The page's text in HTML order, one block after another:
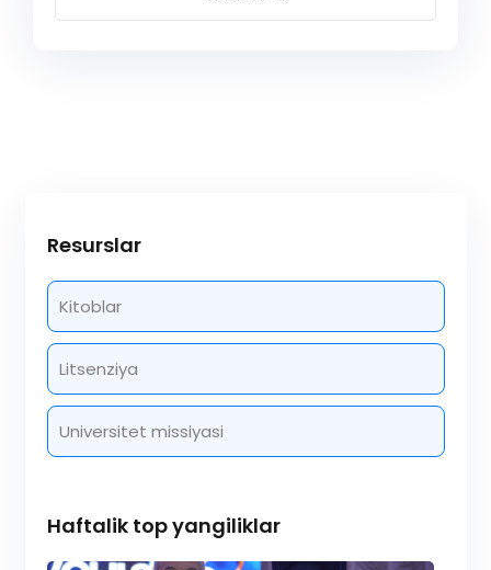
Resurslar
Kitoblar
Litsenziya
Universitet missiyasi
Haftalik top yangiliklar